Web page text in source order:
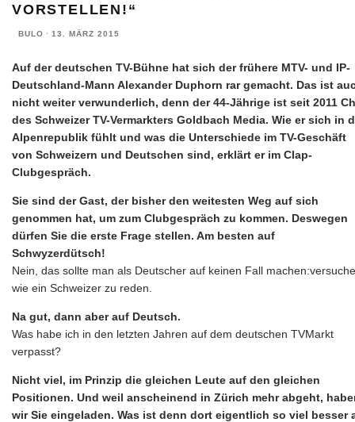
VORSTELLEN!“
BULO · 13. MÄRZ 2015
Auf der deutschen TV-Bühne hat sich der frühere MTV- und IP-
Deutschland-Mann Alexander Duphorn rar gemacht. Das ist
nicht weiter verwunderlich, denn der 44-Jährige ist seit 2011
des Schweizer TV-Vermarkters Goldbach Media. Wie er sich in
Alpenrepublik fühlt und was die Unterschiede im TV-Geschäft
von Schweizern und Deutschen sind, erklärt er im Clap-
Clubgespräch.
Sie sind der Gast, der bisher den weitesten Weg auf sich
genommen hat, um zum Clubgespräch zu kommen. Deswegen
dürfen Sie die erste Frage stellen. Am besten auf
Schwyzerdütsch!
Nein, das sollte man als Deutscher auf keinen Fall
wie ein Schweizer zu reden.
Na gut, dann aber auf Deutsch.
Was habe ich in den letzten Jahren auf dem deutschen TVMarkt
verpasst?
Nicht viel, im Prinzip die gleichen Leute auf den gleichen
Positionen. Und weil anscheinend in Zürich mehr abgeht,
wir Sie eingeladen. Was ist denn dort eigentlich so viel besser